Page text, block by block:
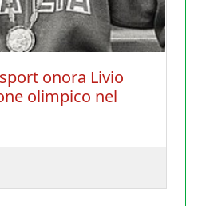
Chiusura estiva 2026